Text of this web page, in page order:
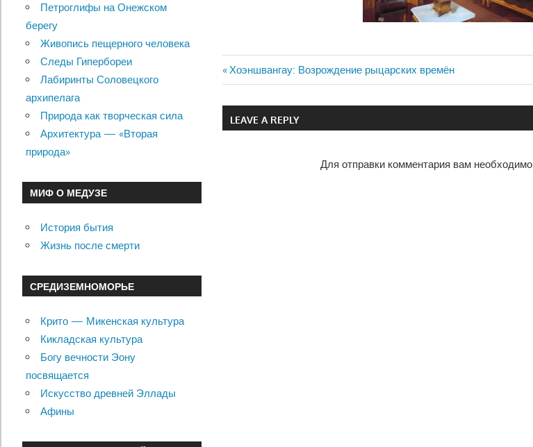
Навигация
по
Previous
Post:
Хоэншвангау: Возрождение рыцарских времён
LEAVE A REPLY
Для отправки комментария вам необходимо
Петроглифы на Онежском
берегу
Живопись пещерного человека
Следы Гипербореи
Лабиринты Соловецкого
архипелага
Природа как творческая сила
Архитектура — «Вторая
природа»
МИФ О МЕДУЗЕ
История бытия
Жизнь после смерти
СРЕДИЗЕМНОМОРЬЕ
Крито — Микенская культура
Кикладская культура
Богу вечности Эону
посвящается
Искусство древней Эллады
Афины